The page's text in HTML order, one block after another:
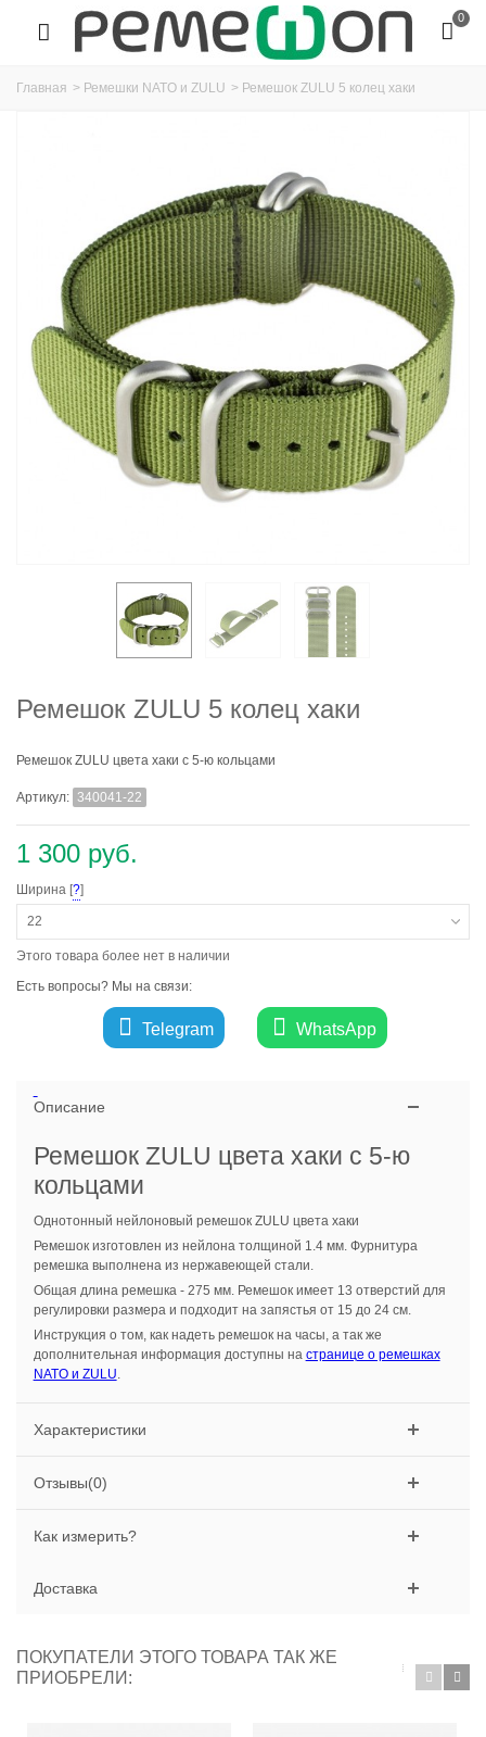
0
Главная > Ремешки NATO и ZULU > Ремешок ZULU 5 колец хаки
Ремешок ZULU 5 колец хаки
Ремешок ZULU цвета хаки с 5-ю кольцами
Артикул: 340041-22
1 300 руб.
Ширина [?]
22
Этого товара более нет в наличии
Есть вопросы? Мы на связи:
Telegram WhatsApp
Описание
Ремешок ZULU цвета хаки с 5-ю
кольцами
Однотонный нейлоновый ремешок ZULU цвета хаки
Ремешок изготовлен из нейлона толщиной 1.4 мм. Фурнитура
ремешка выполнена из нержавеющей стали.
Общая длина ремешка - 275 мм. Ремешок имеет 13 отверстий для
регулировки размера и подходит на запястья от 15 до 24 см.
Инструкция о том, как надеть ремешок на часы, а так же
дополнительная информация доступны на странице о ремешках
NATO и ZULU.
Характеристики
Отзывы(0)
Как измерить?
Доставка
ПОКУПАТЕЛИ ЭТОГО ТОВАРА ТАК ЖЕ
ПРИОБРЕЛИ: